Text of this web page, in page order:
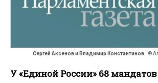
Сергей Аксенов и Владимир Константинов. ©
У «Единой России» 68 мандатов